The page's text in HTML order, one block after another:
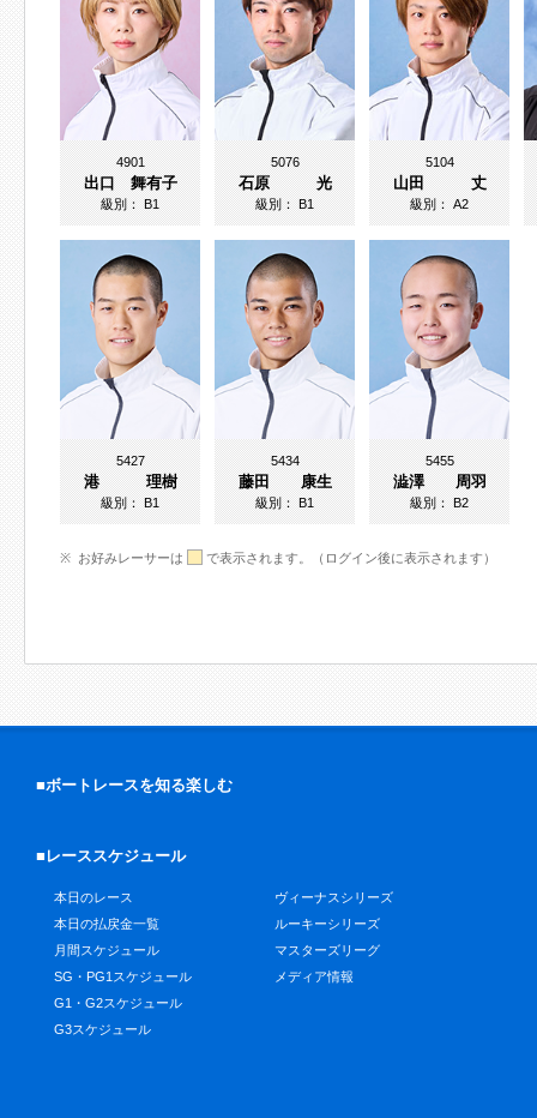
4901
出口 舞有子
級別：B1
5076
石原 光
級別：B1
5104
山田 丈
級別：A2
5427
港 理樹
級別：B1
5434
藤田 康生
級別：B1
5455
澁澤 周羽
級別：B2
お好みレーサーは で表示されます。（ログイン後に表示されます）
■ボートレースを知る楽しむ
■レーススケジュール
本日のレース
本日の払戻金一覧
月間スケジュール
SG・PG1スケジュール
G1・G2スケジュール
G3スケジュール
ヴィーナスシリーズ
ルーキーシリーズ
マスターズリーグ
メディア情報